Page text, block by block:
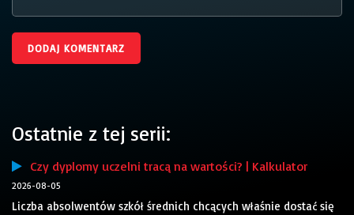
Ostatnie z tej serii:
Czy dyplomy uczelni tracą na wartości? | Kalkulator
2026-08-05
Liczba absolwentów szkół średnich chcących właśnie dostać się